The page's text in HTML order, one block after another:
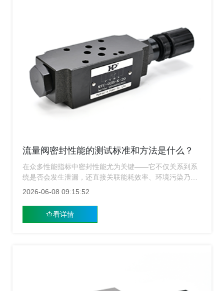
流量阀密封性能的测试标准和方法是什么？
在众多性能指标中密封性能尤为关键——它不仅关系到系
统是否会发生泄漏，还直接关联能耗效率、环境污染乃至
设备安全，因此对流量阀密封性能进行科学、规范的测
流量阀生产厂家围绕“流量阀密封性能的测试标准和方
法”展开详细讲解，为相关从业人员提供技术参考。
2026-06-08 09:15:52
查看详情